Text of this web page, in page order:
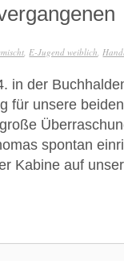
E-Jugend weiblich
in der
für unsere beiden
spontan
Kabine auf